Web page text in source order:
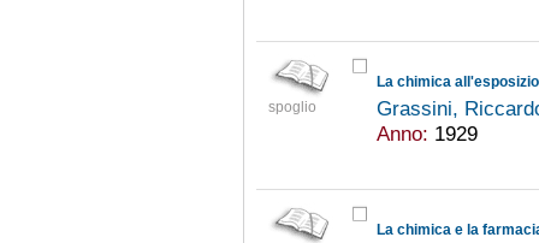
spoglio
La chimica
Grassini,
Anno: 1929
La chimica e la